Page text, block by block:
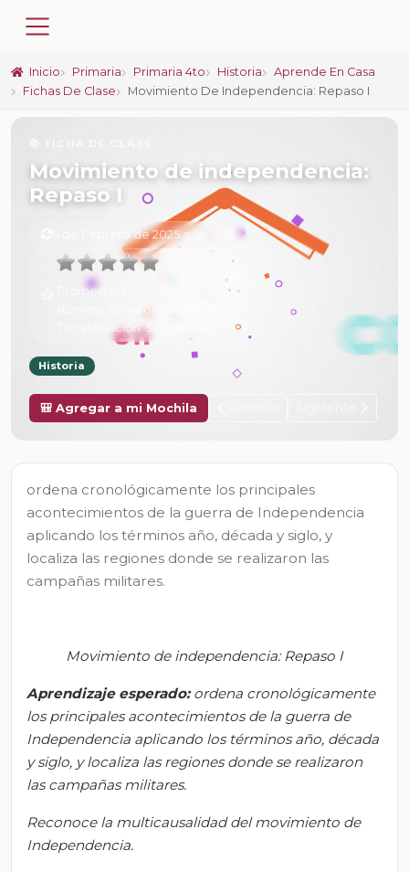
Inicio Primaria Primaria 4to Historia
Aprende En Casa
Fichas De Clase
Movimiento De Independencia: Repaso I
Movimiento de independencia:
Repaso I
6 de Febrero de 2025 a las 15:32
Promedio:
Número de valoraciones:
Tu calificación:Sin calificar
Historia
🎒 Agregar a mi Mochila
ordena cronológicamente los principales
acontecimientos de la guerra de Independencia
aplicando los términos año, década y siglo, y
localiza las regiones donde se realizaron las
campañas militares.
Movimiento de independencia: Repaso I
Aprendizaje esperado: ordena cronológicamente
los principales acontecimientos de la guerra de
Independencia aplicando los términos año, década
y siglo, y localiza las regiones donde se realizaron
las campañas militares.
Reconoce la multicausalidad del movimiento de
Independencia.